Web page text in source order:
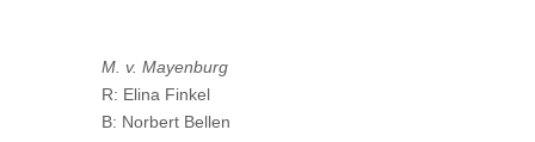
M. v. Mayenburg
R: Elina Finkel
B: Norbert Bellen